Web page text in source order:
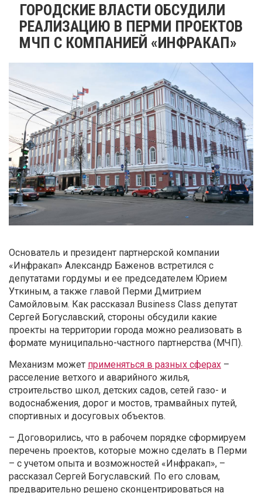
ГОРОДСКИЕ ВЛАСТИ ОБСУДИЛИ
РЕАЛИЗАЦИЮ В ПЕРМИ ПРОЕКТОВ
МЧП С КОМПАНИЕЙ «ИНФРАКАП»
Основатель и президент партнерской компании
«Инфракап» Александр Баженов встретился с
депутатами гордумы и ее председателем Юрием
Уткиным, а также главой Перми Дмитрием
Самойловым. Как рассказал Business Class депутат
Сергей Богуславский, стороны обсудили какие
проекты на территории города можно реализовать в
формате муниципально-частного партнерства (МЧП).
Механизм может применяться в разных сферах –
расселение ветхого и аварийного жилья,
строительство школ, детских садов, сетей газо- и
водоснабжения, дорог и мостов, трамвайных путей,
спортивных и досуговых объектов.
– Договорились, что в рабочем порядке сформируем
перечень проектов, которые можно сделать в Перми
– с учетом опыта и возможностей «Инфракап», –
рассказал Сергей Богуславский. По его словам,
предварительно решено сконцентрироваться на